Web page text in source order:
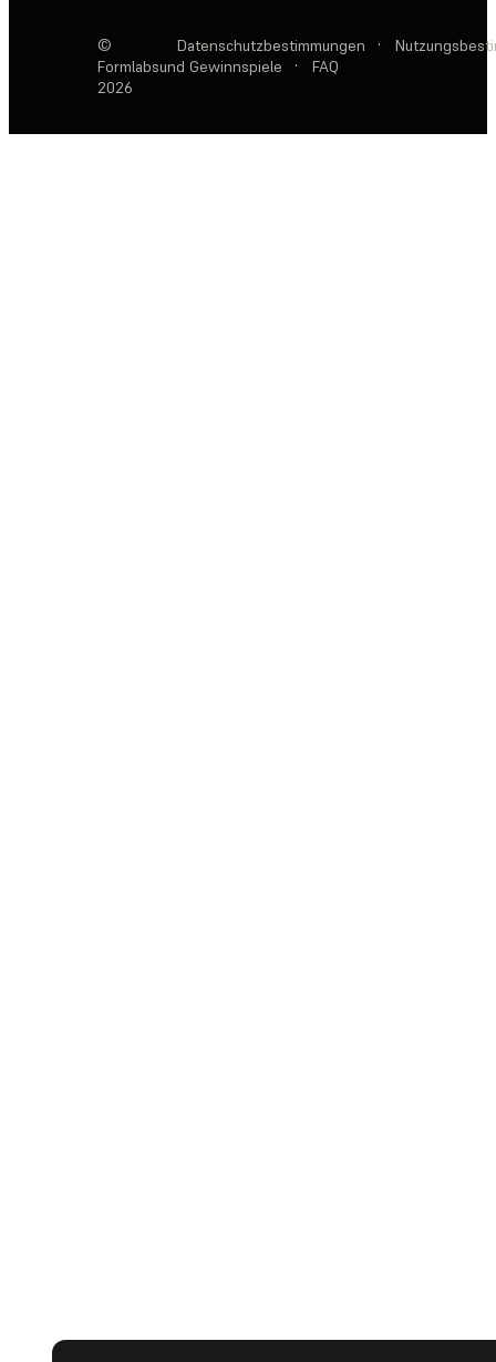
©
Formlabs
2026
Datenschutzbestimmungen ·
und Gewinnspiele
· FAQ